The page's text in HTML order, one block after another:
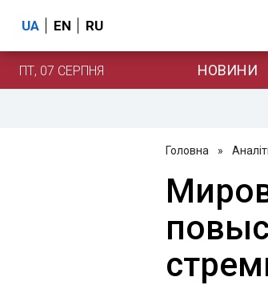
UA EN RU
ПТ, 07 СЕРПНЯ НОВИНИ
Головна »